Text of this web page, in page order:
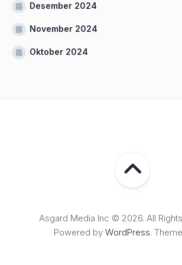
Desember 2024
November 2024
Oktober 2024
Asgard Media Inc © 2026. All
Powered by WordPress.